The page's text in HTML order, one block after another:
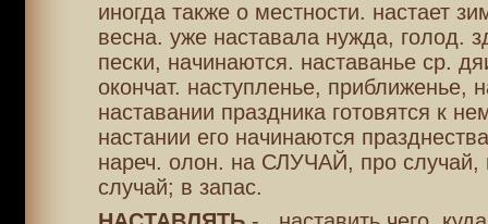
иногда также о местности. настает
весна. уже наставала нужда, голод.
пески, начинаются. наставанье ср.
окончат. наступленье, приближенье,
наставании праздника готовятся к
настании его начинаются
нареч. олон. на СЛУЧАЙ, про случай,
случай; в запас.